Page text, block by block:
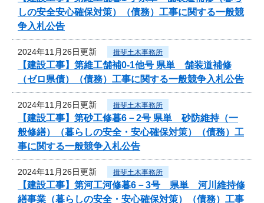
しの安全安心確保対策）（債務）工事に関する一般競
争入札公告
2024年11月26日更新 揖斐土木事務所
【建設工事】第維工舗補0-1他号 県単 舗装道補修
（ゼロ県債）（債務）工事に関する一般競争入札公告
2024年11月26日更新 揖斐土木事務所
【建設工事】第砂工修暮6－2号 県単 砂防維持（一
般修繕）（暮らしの安全・安心確保対策）（債務）工
事に関する一般競争入札公告
2024年11月26日更新 揖斐土木事務所
【建設工事】第河工河修暮6－3号 県単 河川維持修
繕事業（暮らしの安全・安心確保対策）（債務）工事